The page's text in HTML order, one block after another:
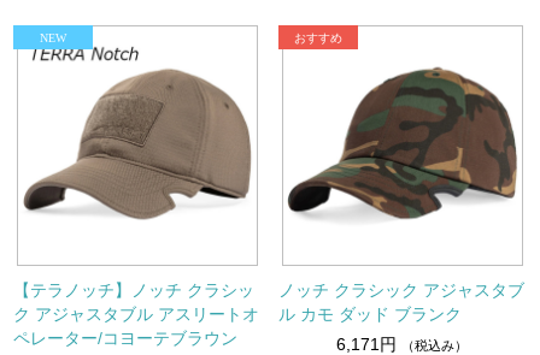
【テラノッチ】ノッチ クラシッ
ク アジャスタブル アスリートオ
ペレーター/コヨーテブラウン
ノッチ クラシック アジャスタブ
ル カモ ダッド ブランク
6,171円
（税込み）